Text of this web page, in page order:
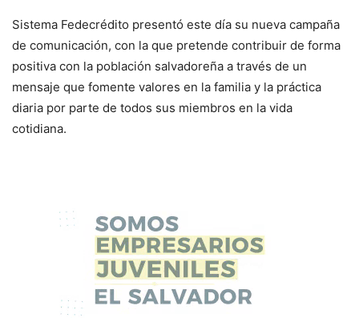
Sistema Fedecrédito presentó este día su nueva campaña
de comunicación, con la que pretende contribuir de forma
positiva con la población salvadoreña a través de un
mensaje que fomente valores en la familia y la práctica
diaria por parte de todos sus miembros en la vida
cotidiana.